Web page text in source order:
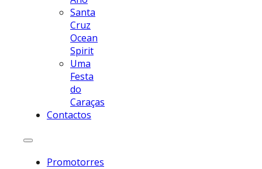
Santa
Cruz
Ocean
Spirit
Uma
Festa
do
Caraças
Contactos
Promotorres